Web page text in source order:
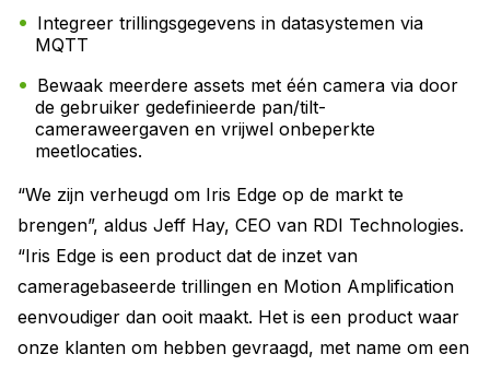
Integreer trillingsgegevens in datasystemen via
MQTT
Bewaak meerdere assets met één camera via door
de gebruiker gedefinieerde pan/tilt-
cameraweergaven en vrijwel onbeperkte
meetlocaties.
“We zijn verheugd om Iris Edge op de markt te
brengen”, aldus Jeff Hay, CEO van RDI Technologies.
“Iris Edge is een product dat de inzet van
cameragebaseerde trillingen en Motion Amplification
eenvoudiger dan ooit maakt. Het is een product waar
onze klanten om hebben gevraagd, met name om een